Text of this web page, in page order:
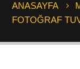
ANASAYFA
FOTOĞRAF